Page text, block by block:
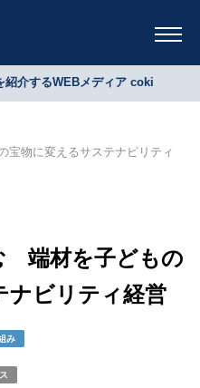
紹介するWEBメディア coki
物に変えるサステナビリティ
端材を子どもの
ナビリティ経営
み